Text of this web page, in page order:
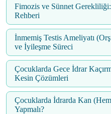
Fimozis ve Sünnet
Rehberi
İnmemiş Testis Ameliyatı
ve İyileşme Süreci
Çocuklarda Gece İdrar
Kesin Çözümleri
Çocuklarda İdrarda Kan
Yapmalı?